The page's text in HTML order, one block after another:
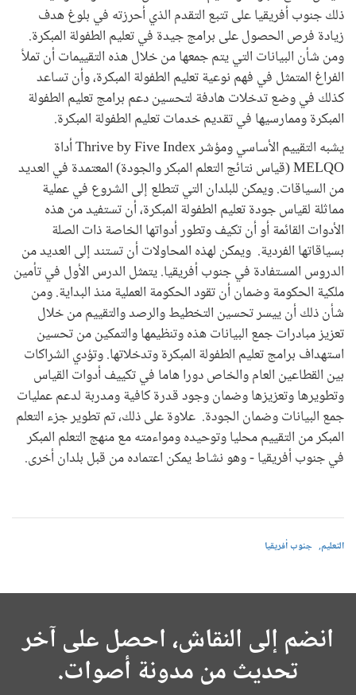
ذلك جنوب أفريقيا على تتبع التقدم الذي أحرزته في بلوغ هدف
زيادة فرص الحصول على برامج جيدة في تعليم الطفولة المبكرة.
ومن شأن البيانات التي يتم جمعها من خلال هذه التقييمات أن تملأ
الفراغ المتمثل في فهم نوعية تعليم الطفولة المبكرة، وأن تساعد
كذلك في وضع تدخلات هادفة لتحسين دعم برامج تعليم الطفولة
المبكرة وممارسيها في تقديم خدمات تعليم الطفولة المبكرة.
يشبه التقييم الأساسي ومؤشر Thrive by Five Index أداة
MELQO (قياس نتائج التعلم المبكر والجودة) المعتمدة في العديد
من السياقات. ويمكن للبلدان التي تتطلع إلى الشروع في عملية
مماثلة لقياس جودة تعليم الطفولة المبكرة، أن تستفيد من هذه
الأدوات القائمة أو أن تكيف وتطور أدواتها الخاصة ذات الصلة
بسياقاتها الفردية. ويمكن لهذه المحاولات أن تستند إلى العديد من
الدروس المستفادة في جنوب أفريقيا. يتمثل الدرس الأول في تأمين
ملكية الحكومة وضمان أن تقود الحكومة العملية منذ البداية. ومن
شأن ذلك أن ييسر تحسين التخطيط والرصد والتقييم من خلال
تعزيز مبادرات جمع البيانات هذه وتنظيمها والتمكين من تحسين
استهداف برامج تعليم الطفولة المبكرة وتدخلاتها. وتؤدي الشراكات
بين القطاعين العام والخاص دورا هاما في تكييف أدوات القياس
وتطويرها وتعزيزها وضمان وجود قدرة كافية ومدربة لدعم عمليات
جمع البيانات وضمان الجودة. علاوة على ذلك، تم تطوير جزء التعلم
المبكر من التقييم محليا وتوحيده ومواءمته مع منهج التعلم المبكر
في جنوب أفريقيا - وهو نشاط يمكن اعتماده من قبل بلدان أخرى.
التعليم جنوب أفريقيا
انضم إلى النقاش، احصل على آخر
تحديث من مدونة أصوات.